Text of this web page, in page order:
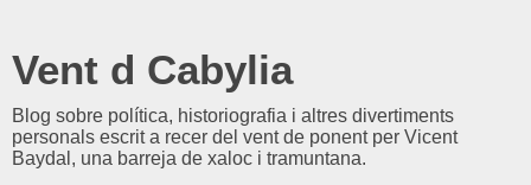
Vent d Cabylia
Blog sobre política, historiografia i altres divertiments
personals escrit a recer del vent de ponent per Vicent
Baydal, una barreja de xaloc i tramuntana.